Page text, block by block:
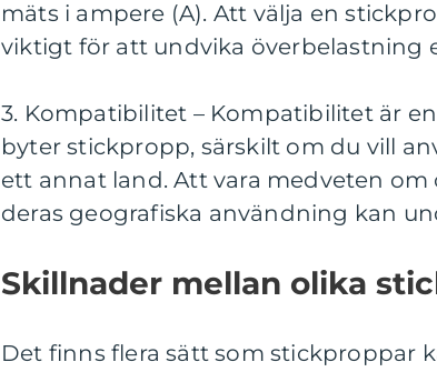
mäts i ampere (A). Att välja en
viktigt för att undvika överbelastning
3. Kompatibilitet – Kompatibilitet är
byter stickpropp, särskilt om du vill
ett annat land. Att vara medveten
deras geografiska användning kan
Skillnader mellan olika
Det finns flera sätt som stickproppar